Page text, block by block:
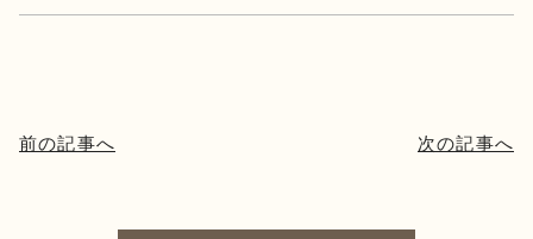
前の記事へ 次の記事へ